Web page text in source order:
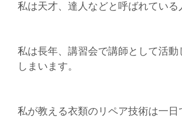
私は天才、達人などと呼ばれてい
私は長年、講習会で講師として活
しまいます。
私が教える衣類のリペア技術は一